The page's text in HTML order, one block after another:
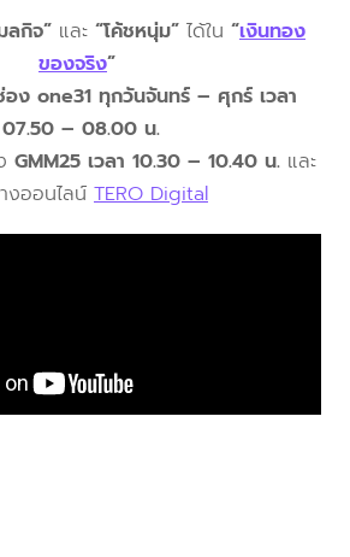
ลกิจ” และ “โค้ชหนุ่ม” ได้ใน “เงินทอง
ของจริง”
อง one31 ทุกวันจันทร์ – ศุกร์ เวลา
07.50 – 08.00 น.
GMM25 เวลา 10.30 – 10.40 น. และ
งออนไลน์ TERO Digital